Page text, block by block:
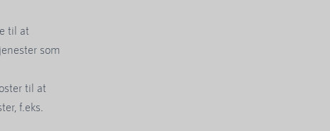
til at
som
til at
f.eks.